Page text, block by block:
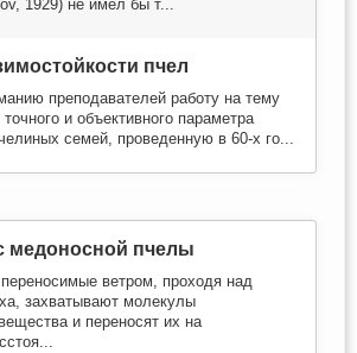
1929) не имел бы т...
пчел
преподавателей работу на тему
и объективного параметра
семей, проведенную в 60-х го...
медоносной пчелы
ветром, проходя над
захватывают молекулы
и переносят их на